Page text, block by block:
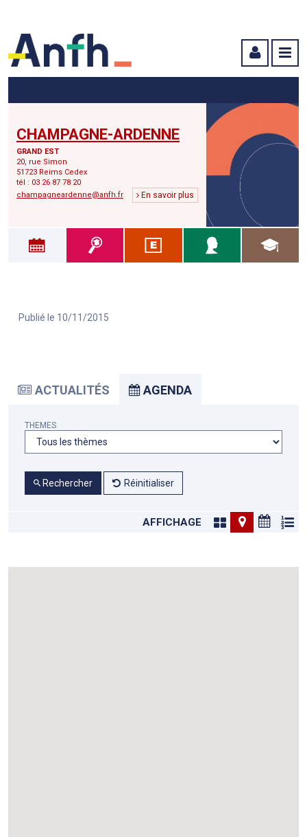
CHAMPAGNE-ARDENNE
GRAND EST
20, rue Simon
51723 Reims Cedex
tél : 03 26 87 78 20
champagneardenne@anfh.fr
En savoir plus
Publié le 10/11/2015
ACTUALITÉS AGENDA
THEMES
Rechercher Réinitialiser
AFFICHAGE